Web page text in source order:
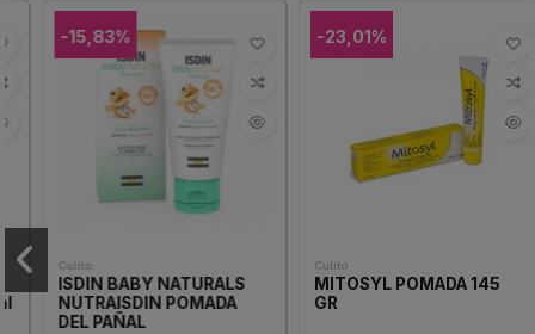
-15,83%
Culito
ISDIN BABY NATURALS
NUTRAISDIN POMADA
DEL PAÑAL
-23,01%
Culito
MITOSYL POMADA 145